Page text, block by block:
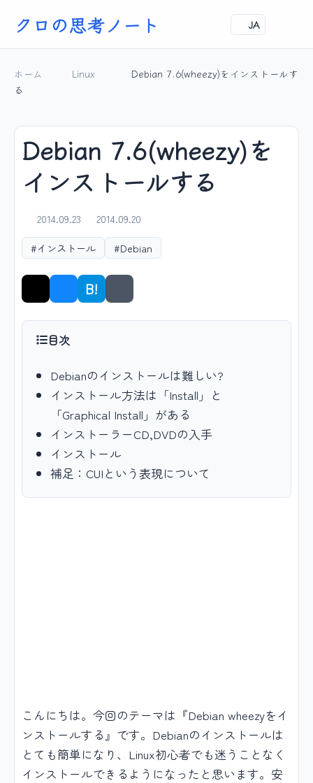
クロの思考ノート JA
ホーム Linux
Debian 7.6(wheezy)をインストールす
る
Debian 7.6(wheezy)を
インストールする
2014.09.23
2014.09.20
#インストール
#Debian
B! シェア
目次
Debianのインストールは難しい?
インストール方法は「Install」と
「Graphical Install」がある
インストーラーCD,DVDの入手
インストール
補足：CUIという表現について
こんにちは。今回のテーマは『Debian wheezyをイ
ンストールする』です。Debianのインストールは
とても簡単になり、Linux初心者でも迷うことなく
インストールできるようになったと思います。安